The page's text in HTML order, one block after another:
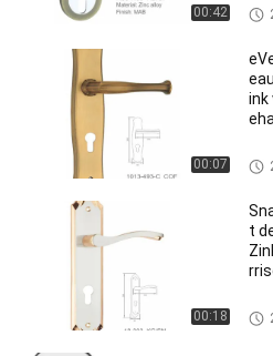
00:42
De
00:07
ink
De
00:18
t
De